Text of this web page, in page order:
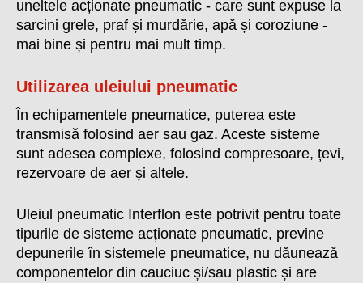
uneltele acționate pneumatic - care sunt expuse la
sarcini grele, praf și murdărie, apă și coroziune -
mai bine și pentru mai mult timp.
Utilizarea uleiului pneumatic
În echipamentele pneumatice, puterea este
transmisă folosind aer sau gaz. Aceste sisteme
sunt adesea complexe, folosind compresoare, țevi,
rezervoare de aer și altele.
Uleiul pneumatic Interflon este potrivit pentru toate
tipurile de sisteme acționate pneumatic, previne
depunerile în sistemele pneumatice, nu dăunează
componentelor din cauciuc și/sau plastic și are